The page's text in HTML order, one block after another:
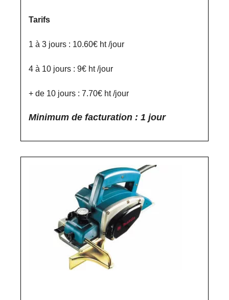
Tarifs
1 à 3 jours : 10.60€ ht /jour
4 à 10 jours : 9€ ht /jour
+ de 10 jours : 7.70€ ht /jour
Minimum de facturation : 1 jour